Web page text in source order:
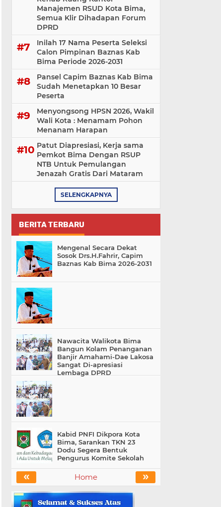
Manajemen RSUD Kota Bima,
Semua Klir Dihadapan Forum
DPRD
Inilah 17 Nama Peserta Seleksi
Calon Pimpinan Baznas Kab
Bima Periode 2026-2031
Pansel Capim Baznas Kab Bima
Sudah Menetapkan 10 Besar
Peserta
Menyongsong HPSN 2026, Wakil
Wali Kota : Menamam Pohon
Menanam Harapan
Patut Diapresiasi, Kerja sama
Pemkot Bima Dengan RSUP
NTB Untuk Pemulangan
Jenazah Gratis Dari Mataram
SELENGKAPNYA
BERITA TERBARU
Mengenal Secara Dekat
Sosok Drs.H.Fahrir, Capim
Baznas Kab Bima 2026-2031
Nawacita Walikota Bima
Bangun Kolam Penanganan
Banjir Amahami-Dae Lakosa
Sangat Di-apresiasi
Lembaga DPRD
Kabid PNFI Dikpora Kota
Bima, Sarankan TKN 23
Dodu Segera Bentuk
Pengurus Komite Sekolah
« »
Home